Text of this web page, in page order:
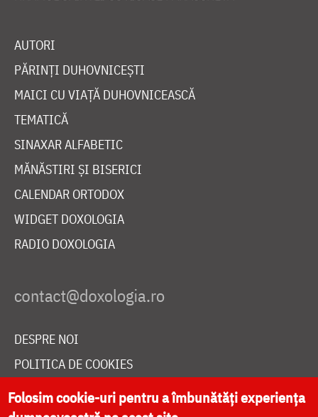
AUTORI
PĂRINȚI DUHOVNICEȘTI
MAICI CU VIAȚĂ DUHOVNICEASCĂ
TEMATICĂ
SINAXAR ALFABETIC
MĂNĂSTIRI ȘI BISERICI
CALENDAR ORTODOX
WIDGET DOXOLOGIA
RADIO DOXOLOGIA
DESPRE NOI
POLITICA DE COOKIES
DONEAZĂ ONLINE PENTRU CATEDRALA NAȚIONALĂ
Folosim cookie-uri pentru a îmbunătăți experiența